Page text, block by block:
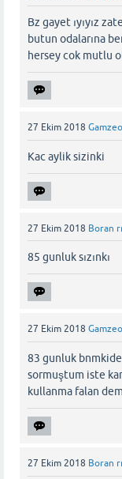
Bz gayet ıyıyız
butun odalarına
hersey cok mutlu
27 Ekim 2018
Kac aylik sizinki
27 Ekim 2018 Boran
85 gunluk sızınkı
27 Ekim 2018
83 gunluk
sormuştum iste
kullanma falan
27 Ekim 2018 Boran